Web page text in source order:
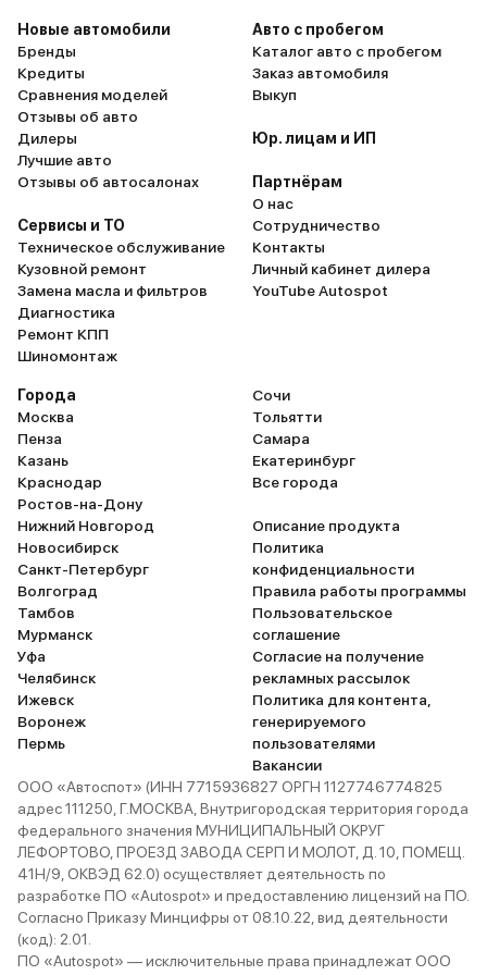
самого главного
тыс. пробега у нас стали
появляться сколы ЛКП
везде! В таком цвете
бросается в глаза с 5
серьезно??? 15 тыс
Машина вышла в 1 лям
сколы по всему кузову
тыс? Если вы думаете,
эксплуатировали
г.Санкт-Петербурга, за
разу не выезжали,
этой проблемой, мы
подумали о нашей
где то не углядели..
то. Но, все встало на
когда заехали на пару
больших парковок
торговых центров
"лондон-молл") с целью
свое машину с такими же, итог
таков: из 10 машин
модели 8-9 было с
же сколами!!! Конечно, мы решили
обратиться в
автосалон "Евросиб-
(Пулковское ш., 36,
Петербург) с целью
данный дефект (что
напрашивается на ум)
гарантии. Но,
уполномоченных
Новые автомобили
Бренды
Кредиты
Сравнения моделей
Отзывы об авто
Дилеры
Лучшие авто
Отзывы об автосалонах
Сервисы и ТО
Техническое обслуживание
Кузовной ремонт
Замена масла и фильтров
Диагностика
Ремонт КПП
Шиномонтаж
Авто с пробегом
Каталог авто с пробегом
Заказ автомобиля
Выкуп
Юр. лицам и ИП
Партнёрам
О нас
Сотрудничество
Контакты
Личный кабинет дилера
YouTube Autospot
Города
Москва
Пенза
Казань
Краснодар
Ростов-на-Дону
Нижний Новгород
Новосибирск
Санкт-Петербург
Волгоград
Тамбов
Мурманск
Уфа
Челябинск
Ижевск
Воронеж
Пермь
Сочи
Тольятти
Самара
Екатеринбург
Все города
Описание продукта
Политика
конфиденциальности
Правила работы программы
Пользовательское
соглашение
Согласие на получение
рекламных рассылок
Политика для контента,
генерируемого
пользователями
Вакансии
ООО «Автоспот» (ИНН 7715936827 ОРГН 1127746774825
адрес 111250, Г.МОСКВА, Внутригородская территория города
федерального значения МУНИЦИПАЛЬНЫЙ ОКРУГ
ЛЕФОРТОВО, ПРОЕЗД ЗАВОДА СЕРП И МОЛОТ, Д. 10, ПОМЕЩ.
41Н/9, ОКВЭД 62.0) осуществляет деятельность по
разработке ПО «Autospot» и предоставлению лицензий на ПО.
Согласно Приказу Минцифры от 08.10.22, вид деятельности
(код): 2.01.
ПО «Autospot» — исключительные права принадлежат ООО